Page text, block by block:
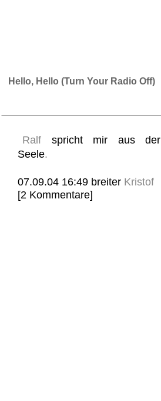
Hello, Hello (Turn Your Radio Off)
Ralf spricht mir aus der
Seele.
07.09.04 16:49 breiter Kristof
[2 Kommentare]